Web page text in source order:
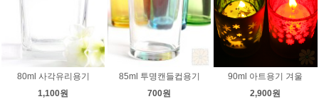
80ml 사각유리용기
1,100원
85ml 투명캔들컵용기
700원
90ml 아트용기 겨울
2,900원